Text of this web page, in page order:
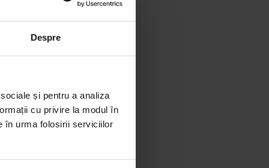
Despre
și pentru a analiza
cu privire la modul în
în urma folosirii serviciilor